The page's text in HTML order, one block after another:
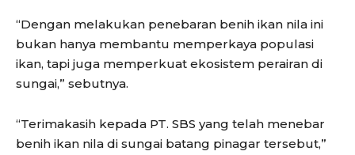
“Dengan melakukan penebaran benih ikan nila ini
bukan hanya membantu memperkaya populasi
ikan, tapi juga memperkuat ekosistem perairan di
sungai,” sebutnya.
“Terimakasih kepada PT. SBS yang telah menebar
benih ikan nila di sungai batang pinagar tersebut,”